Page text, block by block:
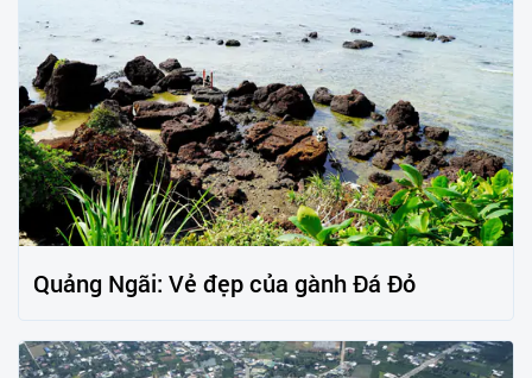
Quảng Ngãi: Vẻ đẹp của gành Đá Đỏ